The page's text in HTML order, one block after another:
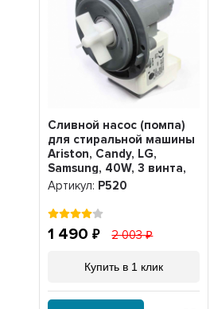
Сливной насос (помпа)
для стиральной машины
Ariston, Candy, LG,
Samsung, 40W, 3 винта,
Р520
Артикул: Р520
1 490 2 003
Купить в 1 клик